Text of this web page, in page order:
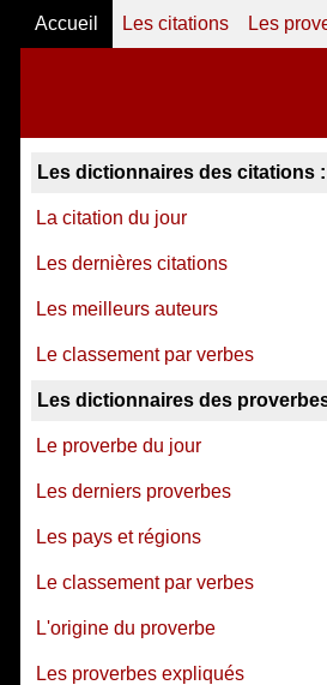
Accueil Les citations Les
Les dictionnaires des citations :
La citation du jour
Les dernières citations
Les meilleurs auteurs
Le classement par verbes
Les dictionnaires des
Le proverbe du jour
Les derniers proverbes
Les pays et régions
Le classement par verbes
L'origine du proverbe
Les proverbes expliqués